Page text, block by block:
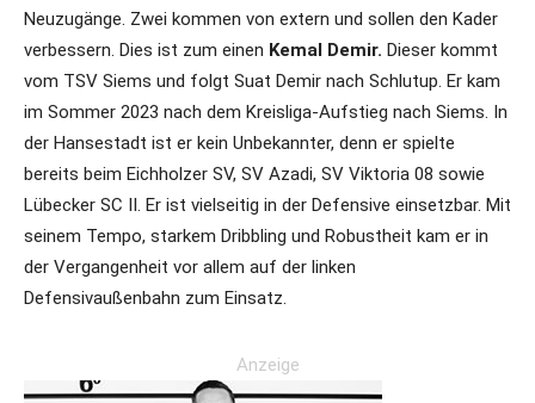
Neuzugänge. Zwei kommen von extern und sollen den Kader
verbessern. Dies ist zum einen Kemal Demir. Dieser kommt
vom TSV Siems und folgt Suat Demir nach Schlutup. Er kam
im Sommer 2023 nach dem Kreisliga-Aufstieg nach Siems. In
der Hansestadt ist er kein Unbekannter, denn er spielte
bereits beim Eichholzer SV, SV Azadi, SV Viktoria 08 sowie
Lübecker SC II. Er ist vielseitig in der Defensive einsetzbar. Mit
seinem Tempo, starkem Dribbling und Robustheit kam er in
der Vergangenheit vor allem auf der linken
Defensivaußenbahn zum Einsatz.
Anzeige